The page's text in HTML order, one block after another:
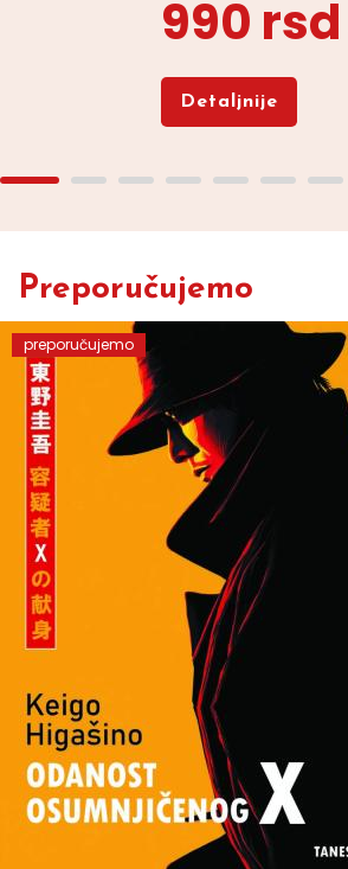
990 rsd
Detaljnije
Preporučujemo
preporučujemo